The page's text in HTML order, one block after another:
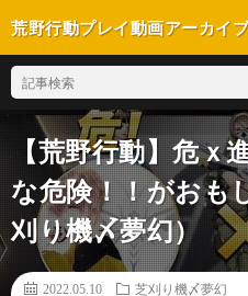
荒野行動プレイ動画アーカイブ
【荒野行動】危
な危険！！がおも
刈り機〆夢幻）
2022.05.10
芝刈り機〆夢幻